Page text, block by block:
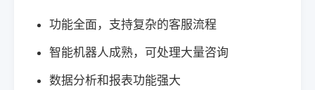
功能全面，支持复杂的客服流程
智能机器人成熟，可处理大量咨询
数据分析和报表功能强大